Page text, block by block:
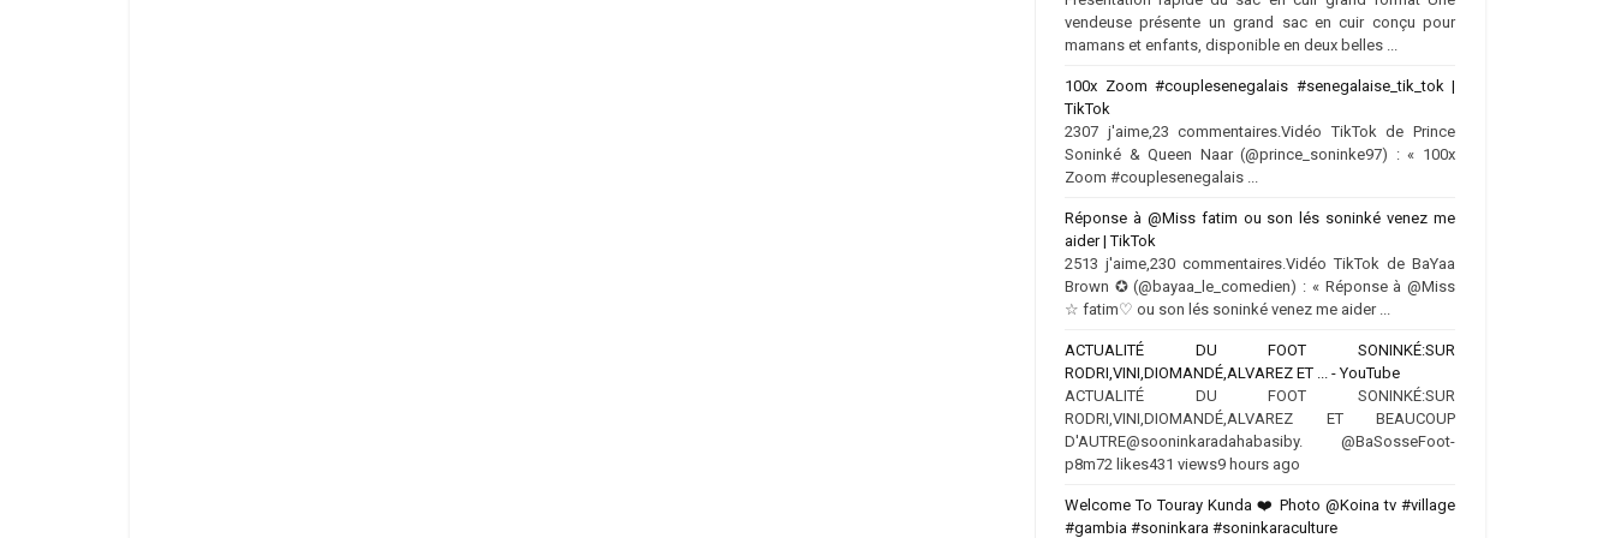
vendeuse présente un grand sac en cuir conçu pour
mamans et enfants, disponible en deux belles ...
100x Zoom #couplesenegalais #senegalaise_tik_tok |
TikTok
2307 j'aime,23 commentaires.Vidéo TikTok de Prince
Soninké & Queen Naar (@prince_soninke97) : « 100x
Zoom #couplesenegalais ...
Réponse à @Miss fatim ou son lés soninké venez me
aider | TikTok
2513 j'aime,230 commentaires.Vidéo TikTok de BaYaa
Brown ✪ (@bayaa_le_comedien) : « Réponse à @Miss
☆ fatim♡ ou son lés soninké venez me aider ...
ACTUALITÉ DU FOOT SONINKÉ:SUR
RODRI,VINI,DIOMANDÉ,ALVAREZ ET ... - YouTube
ACTUALITÉ DU FOOT SONINKÉ:SUR
RODRI,VINI,DIOMANDÉ,ALVAREZ ET BEAUCOUP
D'AUTRE‪@sooninkaradahabasiby‬. @BaSosseFoot-
p8m72 likes431 views9 hours ago
Welcome To Touray Kunda ❤️ Photo @Koina tv #village
#gambia #soninkara #soninkaraculture